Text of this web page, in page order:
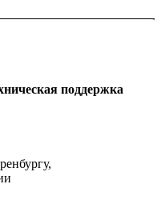
поддержка